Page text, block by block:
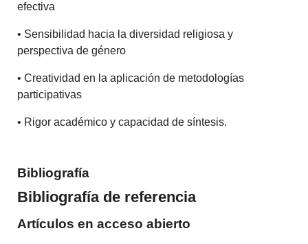
efectiva
• Sensibilidad hacia la diversidad religiosa y
perspectiva de género
• Creatividad en la aplicación de metodologías
participativas
• Rigor académico y capacidad de síntesis.
Bibliografía
Bibliografía de referencia
Artículos en acceso abierto